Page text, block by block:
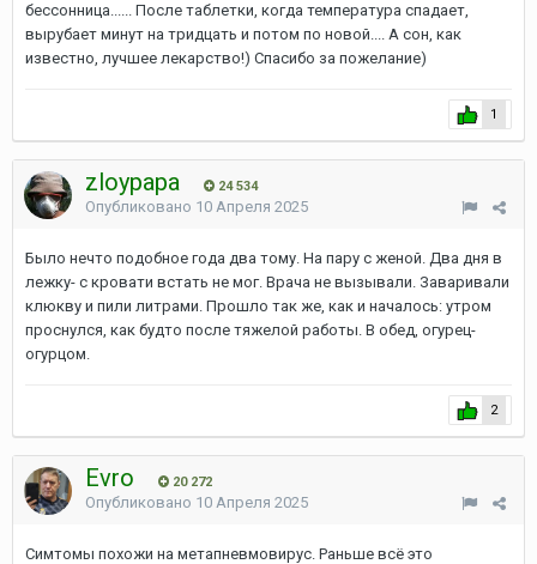
бессонница...... После таблетки, когда температура спадает,
вырубает минут на тридцать и потом по новой.... А сон, как
известно, лучшее лекарство!) Спасибо за пожелание)
1
zloypapa 24 534
Опубликовано 10 Апреля 2025
Было нечто подобное года два тому. На пару с женой. Два дня в
лежку- с кровати встать не мог. Врача не вызывали. Заваривали
клюкву и пили литрами. Прошло так же, как и началось: утром
проснулся, как будто после тяжелой работы. В обед, огурец-
огурцом.
2
Evro 20 272
Опубликовано 10 Апреля 2025
Симтомы похожи на метапневмовирус. Раньше всё это